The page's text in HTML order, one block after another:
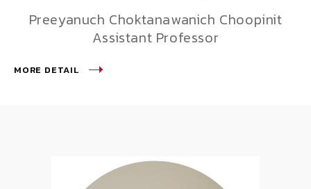
Preeyanuch Choktanawanich Choopinit
Assistant Professor
MORE DETAIL